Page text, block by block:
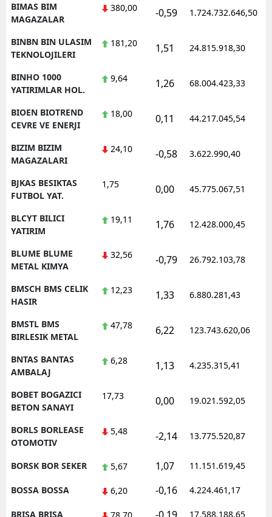
BIMAS BIM
MAGAZALAR
380,00 -0,59 1.724.732.646,50
BINBN BIN ULASIM
TEKNOLOJILERI
181,20 1,51 24.815.918,30
BINHO 1000
YATIRIMLAR HOL.
9,64 1,26 68.004.423,33
BIOEN BIOTREND
CEVRE VE ENERJI
18,00 0,11 44.217.045,54
BIZIM BIZIM
MAGAZALARI
24,10 -0,58 3.622.990,40
BJKAS BESIKTAS
FUTBOL YAT.
1,75 0,00 45.775.067,51
BLCYT BILICI
YATIRIM
19,11 1,76 12.428.000,45
BLUME BLUME
METAL KIMYA
32,56 -0,79 26.792.103,78
BMSCH BMS CELIK
HASIR
12,23 1,33 6.880.281,43
BMSTL BMS
BIRLESIK METAL
47,78 6,22 123.743.620,06
BNTAS BANTAS
AMBALAJ
6,28 1,13 4.235.315,41
BOBET BOGAZICI
BETON SANAYI
17,73 0,00 19.021.592,05
BORLS BORLEASE
OTOMOTIV
5,48 -2,14 13.775.520,87
BORSK BOR SEKER 5,67 1,07 11.151.619,45
BOSSA BOSSA 6,20 -0,16 4.224.461,17
BRISA BRISA 17.588.188,65